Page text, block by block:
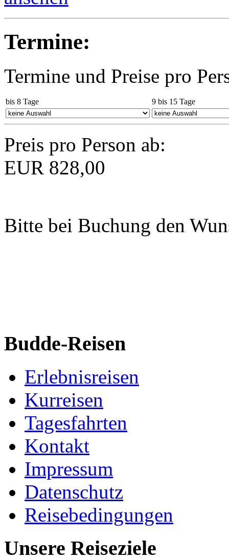
Termine:
Termine und Preise pro
bis 8 Tage 9 bis 15 Tage
Preis pro Person ab:
EUR 828,00
Bitte bei Buchung den
Budde-Reisen
Erlebnisreisen
Kurreisen
Tagesfahrten
Kontakt
Impressum
Datenschutz
Reisebedingungen
Unsere Reiseziele